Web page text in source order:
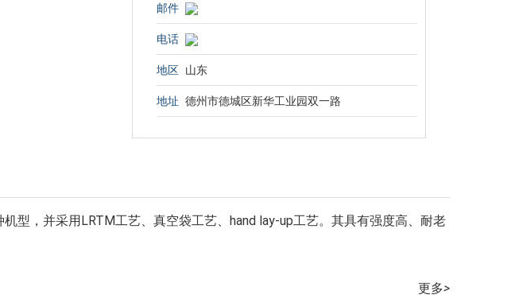
邮件
电话
地区 山东
地址 德州市德城区新华工业园双一路
型，并采用LRTM工艺、真空袋工艺、hand lay-up工艺。其具有强度高、耐老
更多>